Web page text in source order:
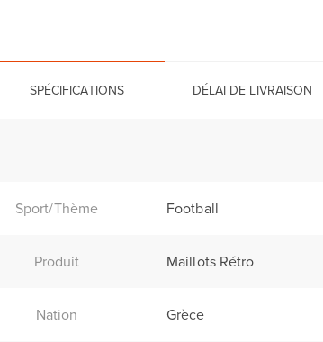
SPÉCIFICATIONS DÉLAI DE LIVRAISON
Sport/Thème Football
Produit Maillots Rétro
Nation Grèce